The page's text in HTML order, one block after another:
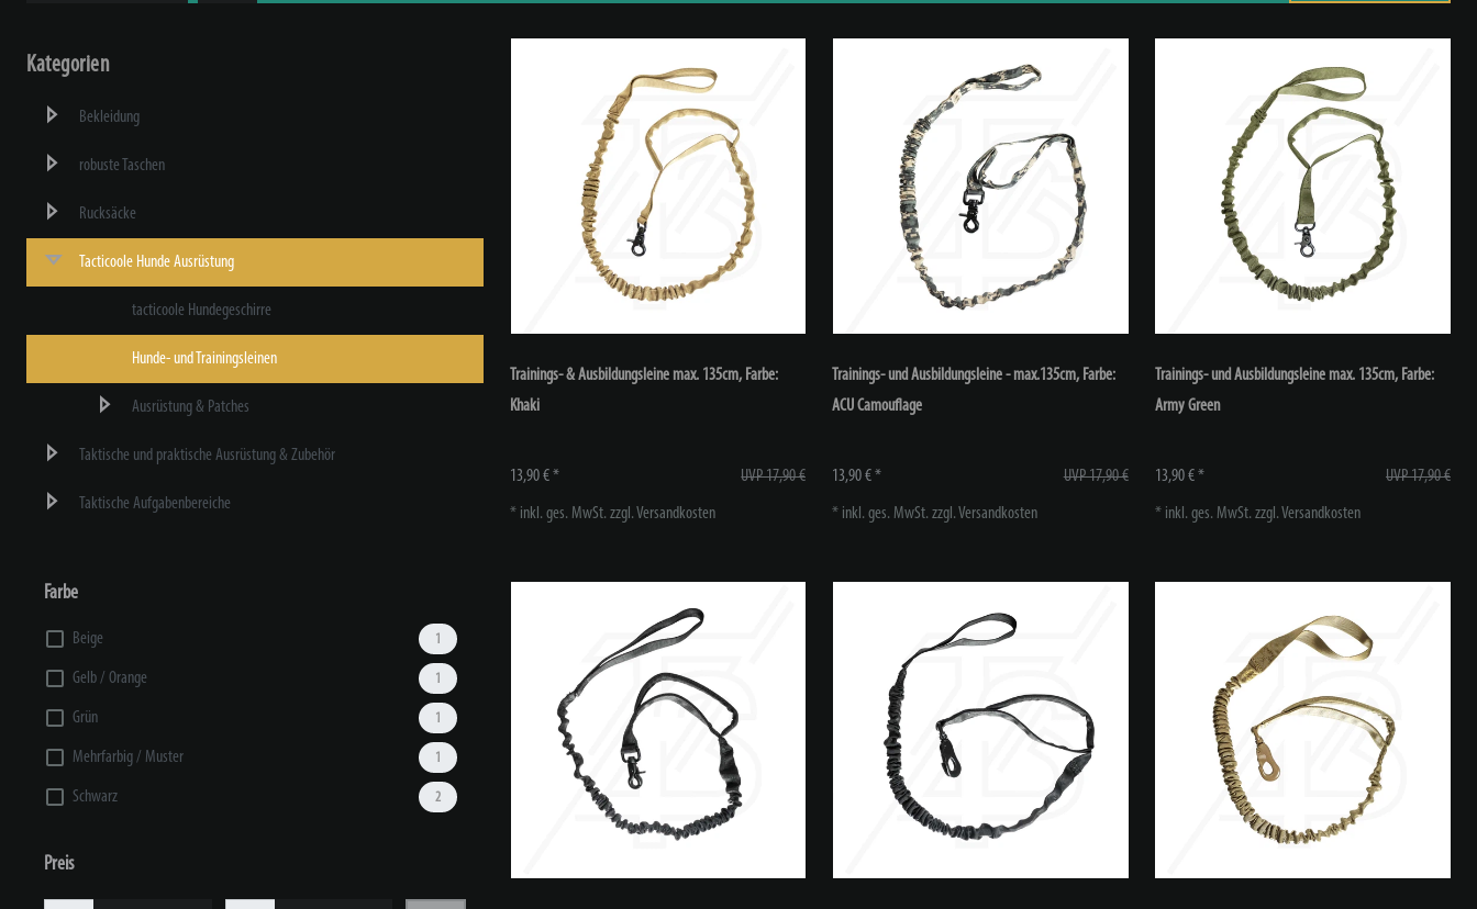
Kategorien
Bekleidung
robuste Taschen
Rucksäcke
Tacticoole Hunde Ausrüstung
tacticoole Hundegeschirre
Hunde- und Trainingsleinen
Ausrüstung & Patches
Taktische und praktische Ausrüstung & Zubehör
Taktische Aufgabenbereiche
Farbe
Beige 1
Gelb / Orange 1
Grün 1
Mehrfarbig / Muster 1
Schwarz 2
Preis
Trainings- & Ausbildungsleine max. 135cm, Farbe:
Khaki
UVP 17,90 €
13,90 € *
* inkl. ges. MwSt. zzgl.Versandkosten
Trainings- und Ausbildungsleine - max.135cm, Farbe:
ACU Camouflage
UVP 17,90 €
13,90 € *
* inkl. ges. MwSt. zzgl.Versandkosten
Trainings- und Ausbildungsleine max. 135cm, Farbe:
Army Green
UVP 17,90 €
13,90 € *
* inkl. ges. MwSt. zzgl.Versandkosten